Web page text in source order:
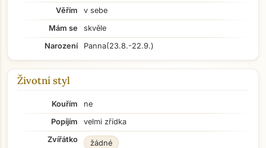
Věřím
v sebe
Mám se
skvěle
Narození
Panna(23.8.-22.9.)
Životní styl
Kouřím
ne
Popíjím
velmi zřídka
Zvířátko
žádné